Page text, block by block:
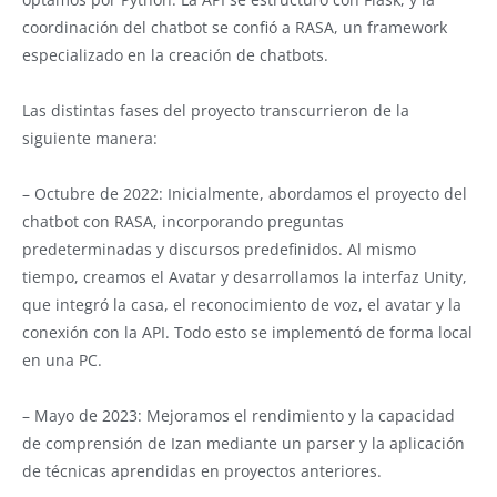
coordinación del chatbot se confió a RASA, un framework
especializado en la creación de chatbots.
Las distintas fases del proyecto transcurrieron de la
siguiente manera:
– Octubre de 2022: Inicialmente, abordamos el proyecto del
chatbot con RASA, incorporando preguntas
predeterminadas y discursos predefinidos. Al mismo
tiempo, creamos el Avatar y desarrollamos la interfaz Unity,
que integró la casa, el reconocimiento de voz, el avatar y la
conexión con la API. Todo esto se implementó de forma local
en una PC.
– Mayo de 2023: Mejoramos el rendimiento y la capacidad
de comprensión de Izan mediante un parser y la aplicación
de técnicas aprendidas en proyectos anteriores.